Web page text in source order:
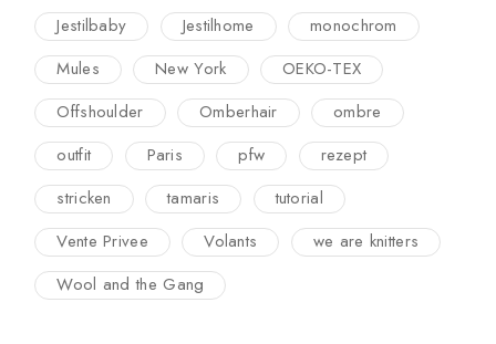
Jestilbaby
Jestilhome
monochrom
Mules
New York
OEKO-TEX
Offshoulder
Omberhair
ombre
outfit
Paris pfw
rezept
stricken
tamaris
tutorial
Vente Privee
Volants
we are knitters
Wool and the Gang